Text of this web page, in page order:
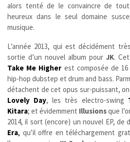
alors tenté de le convaincre de
heureux dans le seul domaine
musique.
L’année 2013, qui est décidément
sortie d’un nouvel album pour JK.
Take Me Higher est composée de
hip-hop dubstep et drum and bass.
détachent de cet opus sur-puissant,
Lovely Day, les très electro-swing
Kitara; et évidemment Illusionsque
2014, il sort (encore) un nouvel EP,
Era, qu’il offre en téléchargement